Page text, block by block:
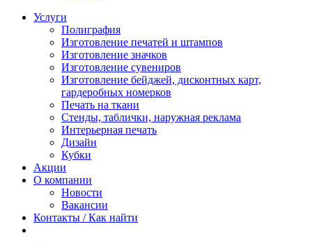
Услуги
Полиграфия
Изготовление печатей и штампов
Изготовление значков
Изготовление сувениров
Изготовление бейджей, дисконтных карт,
гардеробных номерков
Печать на ткани
Стенды, таблички, наружная реклама
Интерьерная печать
Дизайн
Кубки
Акции
О компании
Новости
Вакансии
Контакты / Как найти